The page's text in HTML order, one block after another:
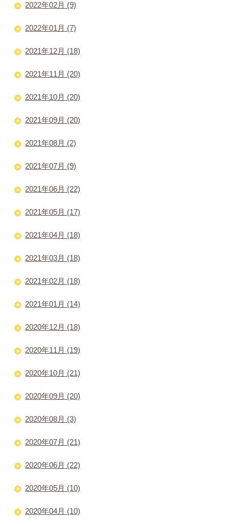
2022年02月 (9)
2022年01月 (7)
2021年12月 (18)
2021年11月 (20)
2021年10月 (20)
2021年09月 (20)
2021年08月 (2)
2021年07月 (9)
2021年06月 (22)
2021年05月 (17)
2021年04月 (18)
2021年03月 (18)
2021年02月 (18)
2021年01月 (14)
2020年12月 (18)
2020年11月 (19)
2020年10月 (21)
2020年09月 (20)
2020年08月 (3)
2020年07月 (21)
2020年06月 (22)
2020年05月 (10)
2020年04月 (10)